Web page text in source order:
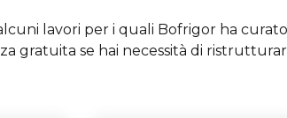
lavori per i quali Bofrigor ha
gratuita se hai necessità di